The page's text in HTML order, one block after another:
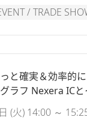
/ TRADE
と確実＆効率的
ラフ Nexera IC
(火) 14:00 ～